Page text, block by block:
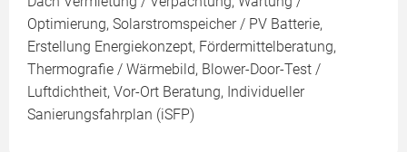
Optimierung, Solarstromspeicher / PV Batterie,
Erstellung Energiekonzept, Fördermittelberatung,
Thermografie / Wärmebild, Blower-Door-Test /
Luftdichtheit, Vor-Ort Beratung, Individueller
Sanierungsfahrplan (iSFP)